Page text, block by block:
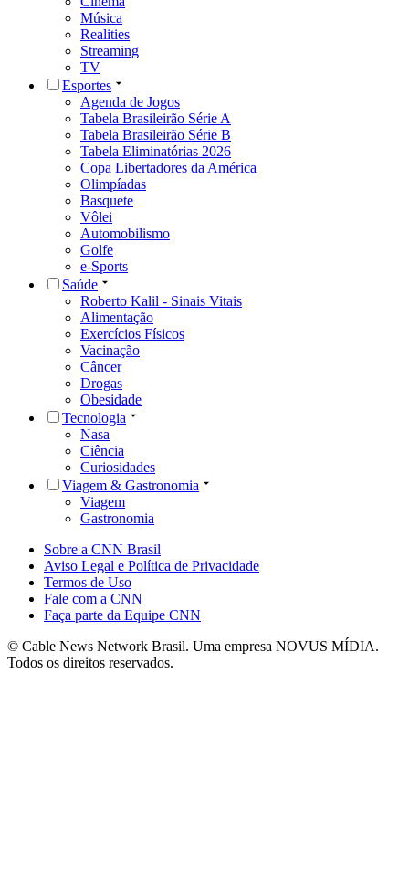
Música
Realities
Streaming
TV
Esportes
Agenda de Jogos
Tabela Brasileirão Série A
Tabela Brasileirão Série B
Tabela Eliminatórias 2026
Copa Libertadores da América
Olimpíadas
Basquete
Vôlei
Automobilismo
Golfe
e-Sports
Saúde
Roberto Kalil - Sinais Vitais
Alimentação
Exercícios Físicos
Vacinação
Câncer
Drogas
Obesidade
Tecnologia
Nasa
Ciência
Curiosidades
Viagem & Gastronomia
Viagem
Gastronomia
Sobre a CNN Brasil
Aviso Legal e Política de Privacidade
Termos de Uso
Fale com a CNN
Faça parte da Equipe CNN
© Cable News Network Brasil. Uma empresa NOVUS MÍDIA.
Todos os direitos reservados.